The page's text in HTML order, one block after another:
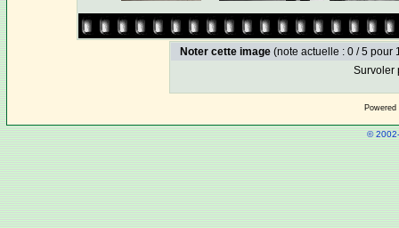
Noter cette image (note actuelle : 0 / 5 pour
Survoler
©